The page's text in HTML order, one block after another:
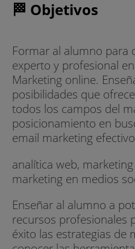
🏁 Objetivos
Formar al alumno para
experto y profesional
Marketing online.
posibilidades que
todos los campos del
posicionamiento en
email marketing
analítica web,
marketing en medios
Enseñar al alumno a
recursos profesionales
éxito las estrategias de